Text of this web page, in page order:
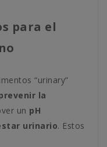
para el
“urinary”
la
un pH
urinario. Estos